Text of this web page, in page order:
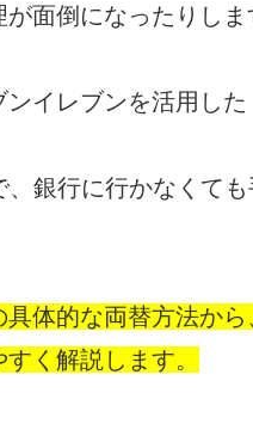
面倒になったりしま
イレブンを活用した
銀行に行かなくて
体的な両替方法か
く解説します。